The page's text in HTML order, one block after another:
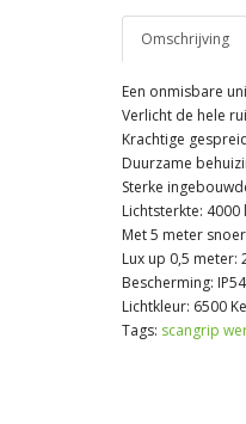
Omschrijving
Een onmisbare
Verlicht de hele
Krachtige
Duurzame
Sterke
Lichtsterkte: 4000
Met 5 meter
Lux up 0,5 meter:
Bescherming:
Lichtkleur: 6500
Tags: scangrip